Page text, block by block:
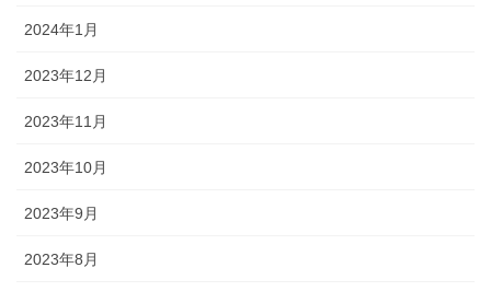
2024年1月
2023年12月
2023年11月
2023年10月
2023年9月
2023年8月